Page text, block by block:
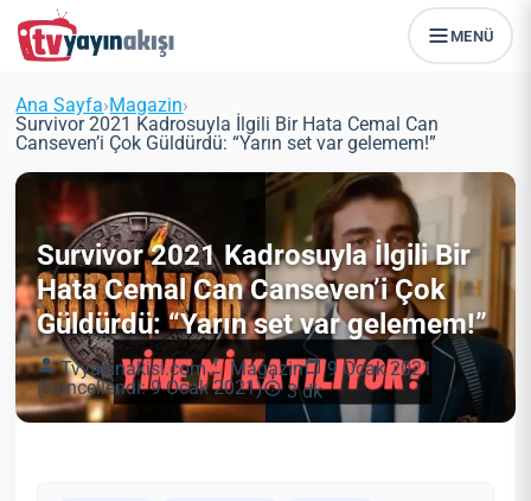
MENÜ
Ana Sayfa›Magazin›
Survivor 2021 Kadrosuyla İlgili Bir Hata Cemal Can
Canseven’i Çok Güldürdü: “Yarın set var gelemem!”
Survivor 2021 Kadrosuyla İlgili Bir
Hata Cemal Can Canseven’i Çok
Güldürdü: “Yarın set var gelemem!”
Tvyayinakisi.com Magazin
9 Ocak 2021
(Güncellendi: 9 Ocak 2021)
3 dk